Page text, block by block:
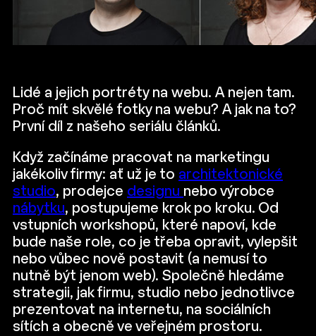
Lidé a jejich portréty na webu. A nejen tam.
Proč mít skvělé fotky na webu? A jak na to?
První díl z našeho seriálu článků.
Když začínáme pracovat na marketingu
jakékoliv firmy: ať už je to architektonické
studio, prodejce designu nebo výrobce
nábytku, postupujeme krok po kroku. Od
vstupních workshopů, které napoví, kde
bude naše role, co je třeba opravit, vylepšit
nebo vůbec nově postavit (a nemusí to
nutně být jenom web). Společně hledáme
strategii, jak firmu, studio nebo jednotlivce
prezentovat na internetu, na sociálních
sítích a obecně ve veřejném prostoru.